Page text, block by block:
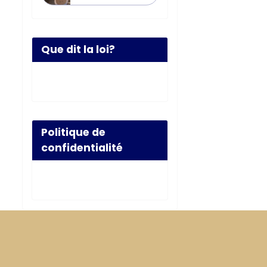
Que dit la loi?
Politique de
confidentialité